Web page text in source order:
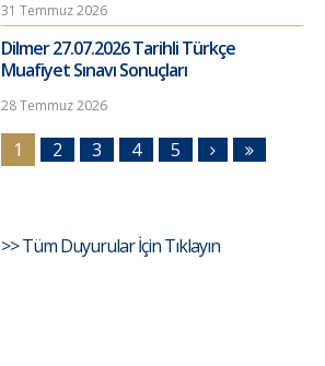
31 Temmuz 2026
Dilmer 27.07.2026 Tarihli Türkçe
Muafiyet Sınavı Sonuçları
28 Temmuz 2026
1 2 3 4 5
>> Tüm Duyurular İçin Tıklayın